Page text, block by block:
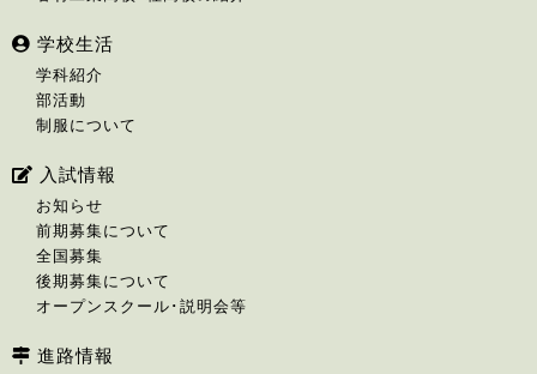
学校生活
学科紹介
部活動
制服について
入試情報
お知らせ
前期募集について
全国募集
後期募集について
オープンスクール･説明会等
進路情報